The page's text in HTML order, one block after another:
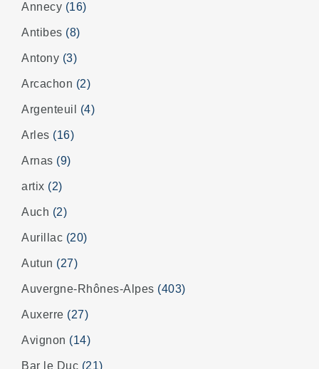
Annecy (16)
Antibes (8)
Antony (3)
Arcachon (2)
Argenteuil (4)
Arles (16)
Arnas (9)
artix (2)
Auch (2)
Aurillac (20)
Autun (27)
Auvergne-Rhônes-Alpes (403)
Auxerre (27)
Avignon (14)
Bar le Duc (21)